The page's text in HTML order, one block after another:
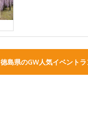
徳島県のGW人気イベント